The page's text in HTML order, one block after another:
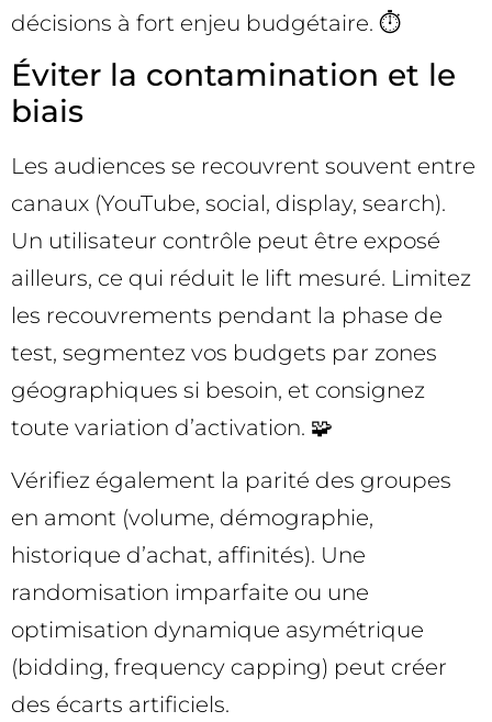
décisions à fort enjeu budgétaire. ⏱️
Éviter la contamination et le
biais
Les audiences se recouvrent souvent entre
canaux (YouTube, social, display, search).
Un utilisateur contrôle peut être exposé
ailleurs, ce qui réduit le lift mesuré. Limitez
les recouvrements pendant la phase de
test, segmentez vos budgets par zones
géographiques si besoin, et consignez
toute variation d’activation. 🧩
Vérifiez également la parité des groupes
en amont (volume, démographie,
historique d’achat, affinités). Une
randomisation imparfaite ou une
optimisation dynamique asymétrique
(bidding, frequency capping) peut créer
des écarts artificiels.